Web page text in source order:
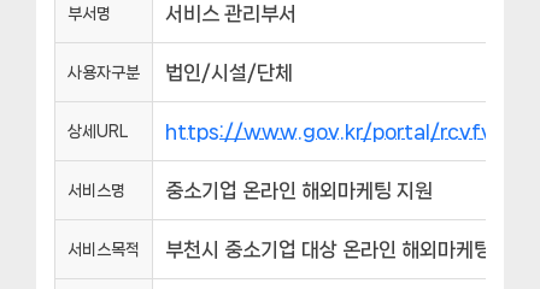
부서명 서비스 관리부서
사용자구분 법인/시설/단체
상세URL https://www.gov.kr/portal/
서비스명 중소기업 온라인 해외마케팅 지원
서비스목적 부천시 중소기업 대상 온라인 해외마케팅 지원